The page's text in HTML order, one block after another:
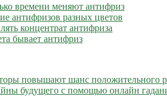
времени меняют антифриз
антифризов разных цветов
концентрат антифриза
бывает антифриз
повышают шанс положительного
будущего с помощью онлайн